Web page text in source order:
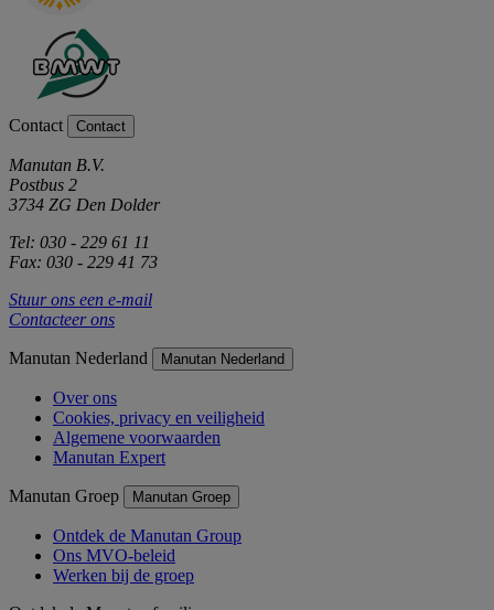
Contact Contact
Manutan B.V.
Postbus 2
3734 ZG Den Dolder
Tel: 030 - 229 61 11
Fax: 030 - 229 41 73
Stuur ons een e-mail
Contacteer ons
Manutan Nederland Manutan Nederland
Over ons
Cookies, privacy en veiligheid
Algemene voorwaarden
Manutan Expert
Manutan Groep Manutan Groep
Ontdek de Manutan Group
Ons MVO-beleid
Werken bij de groep